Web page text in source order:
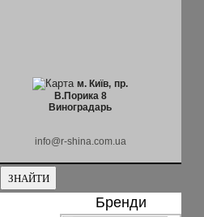
м. Київ, пр.
В.Порика 8
Виноградарь
info@r-shina.com.ua
Бренди